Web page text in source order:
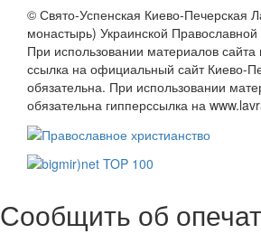
© Свято-Успенская Киево-Печерская
монастырь) Украинской
При использовании материалов
ссылка на официальный сайт Киево-
обязательна. При использовании
обязательна гипперссылка на
Сообщить об